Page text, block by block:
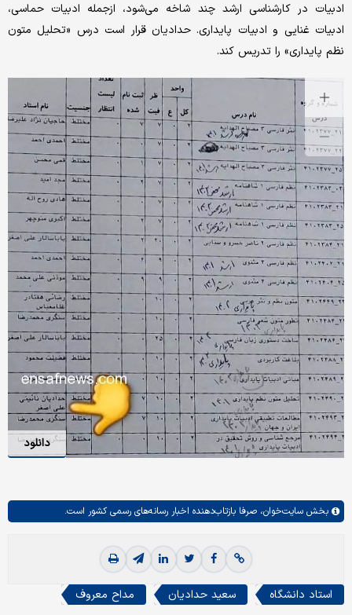
ادبیات در کارشناسی ارشد چند شاخه می‌شود، ازجمله ادبیات حماسی،
ادبیات غنایی و ادبیات پایداری. حدادیان قرار است درس «تحلیل متون
نظم پایداری» را تدریس کند.
دانلود
بخش سایت‌خوان، صرفا بازتاب‌دهنده اخبار رسانه‌های رسمی کشور است.
استاد دانشگاه سعید حدادیان مداح معروف